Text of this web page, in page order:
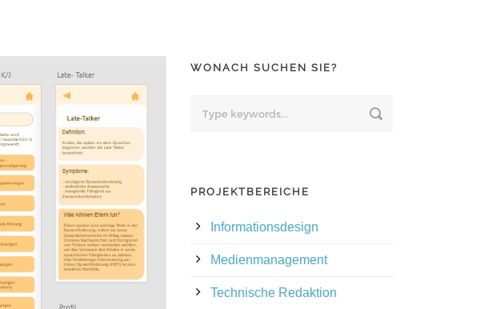
WONACH SUCHEN SIE?
PROJEKTBEREICHE
Informationsdesign
Medienmanagement
Technische Redaktion